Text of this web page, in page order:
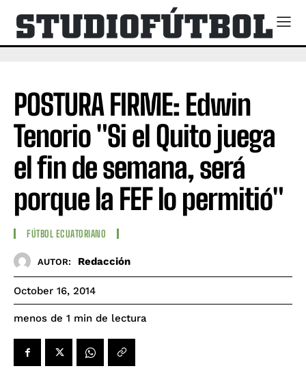
POSTURA FIRME: Edwin
Tenorio "Si el Quito juega
el fin de semana, será
porque la FEF lo permitió"
FÚTBOL ECUATORIANO
AUTOR: Redacción
October 16, 2014
menos de 1 min de lectura